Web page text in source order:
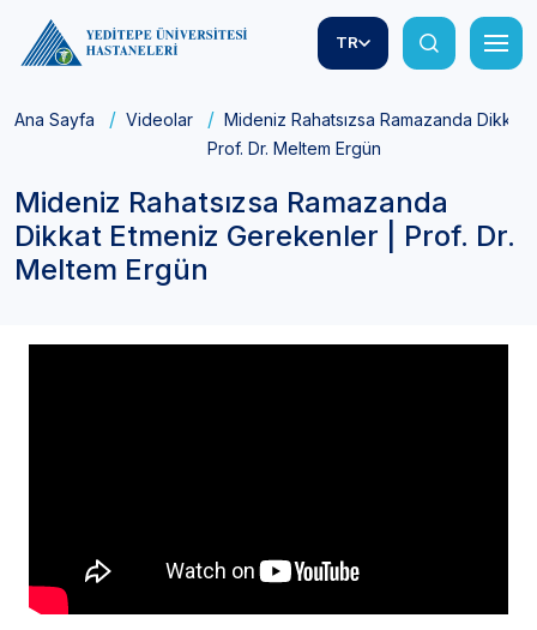
TR
Ana Sayfa Videolar
Mideniz Rahatsızsa Ramazanda
Prof. Dr. Meltem Ergün
Mideniz Rahatsızsa Ramazanda
Dikkat Etmeniz Gerekenler | Prof. Dr.
Meltem Ergün